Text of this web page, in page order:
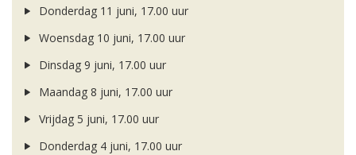
Donderdag 11 juni, 17.00 uur
Woensdag 10 juni, 17.00 uur
Dinsdag 9 juni, 17.00 uur
Maandag 8 juni, 17.00 uur
Vrijdag 5 juni, 17.00 uur
Donderdag 4 juni, 17.00 uur